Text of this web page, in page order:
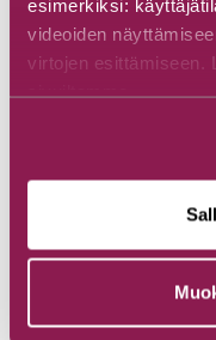
esimerkiksi:
videoiden
virtojen esittämiseen.
sivuiltamme.
Tietoja